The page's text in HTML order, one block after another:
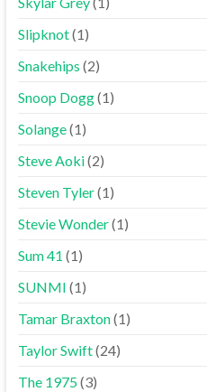
Slipknot(1)
Snakehips (2)
Snoop Dogg(1)
Solange(1)
Steve Aoki(2)
Steven Tyler(1)
Stevie Wonder(1)
Sum 41 (1)
SUNMI (1)
Tamar Braxton(1)
Taylor Swift(24)
The 1975(3)